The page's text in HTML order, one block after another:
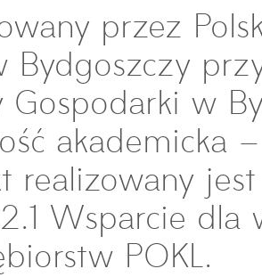
przez
Bydgoszczy
Gospodarki w
akademicka
realizowany
Wsparcie dla
POKL.